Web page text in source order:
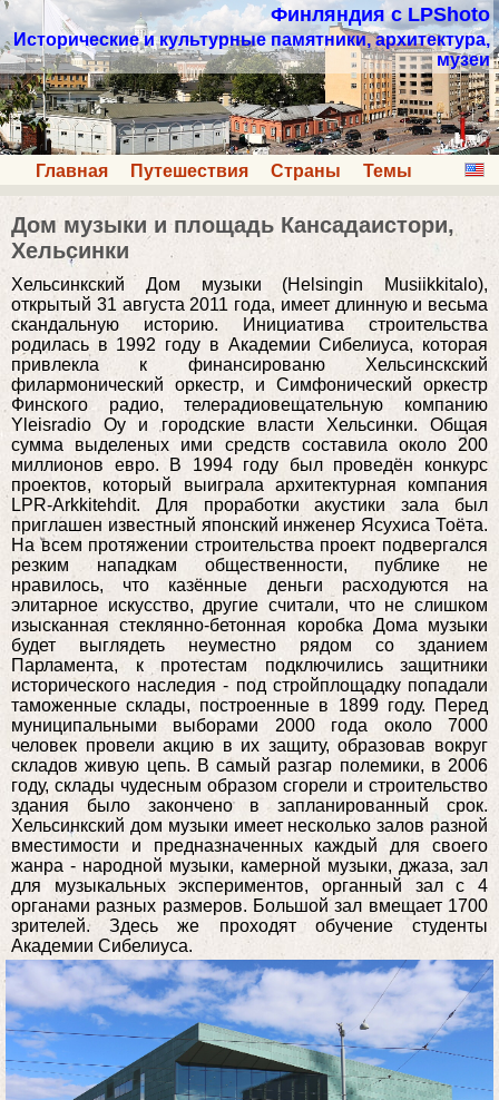
Финляндия с LPShoto
Исторические и культурные памятники, архитектура,
музеи
Главная Путешествия Страны Темы
Дом музыки и площадь Кансадаистори,
Хельсинки
Хельсинкский Дом музыки (Helsingin Musiikkitalo),
открытый 31 августа 2011 года, имеет длинную и весьма
скандальную историю. Инициатива строительства
родилась в 1992 году в Академии Сибелиуса, которая
привлекла к финансированю Хельсинскский
филармонический оркестр, и Симфонический оркестр
Финского радио, телерадиовещательную компанию
Yleisradio Oy и городские власти Хельсинки. Общая
сумма выделеных ими средств составила около 200
миллионов евро. В 1994 году был проведён конкурс
проектов, который выиграла архитектурная компания
LPR-Arkkitehdit. Для проработки акустики зала был
приглашен известный японский инженер Ясухиса Тоёта.
На всем протяжении строительства проект подвергался
резким нападкам общественности, публике не
нравилось, что казённые деньги расходуются на
элитарное искусство, другие считали, что не слишком
изысканная стеклянно-бетонная коробка Дома музыки
будет выглядеть неуместно рядом со зданием
Парламента, к протестам подключились защитники
исторического наследия - под стройплощадку попадали
таможенные склады, построенные в 1899 году. Перед
муниципальными выборами 2000 года около 7000
человек провели акцию в их защиту, образовав вокруг
складов живую цепь. В самый разгар полемики, в 2006
году, склады чудесным образом сгорели и строительство
здания было закончено в запланированный срок.
Хельсинкский дом музыки имеет несколько залов разной
вместимости и предназначенных каждый для своего
жанра - народной музыки, камерной музыки, джаза, зал
для музыкальных экспериментов, органный зал с 4
органами разных размеров. Большой зал вмещает 1700
зрителей. Здесь же проходят обучение студенты
Академии Сибелиуса.